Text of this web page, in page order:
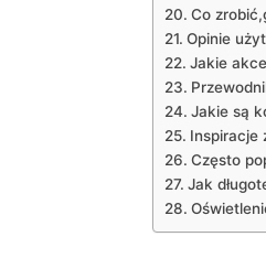
Co
Opinie
Jakie
Jakie ‌są
Inspiracje
Często
Jak